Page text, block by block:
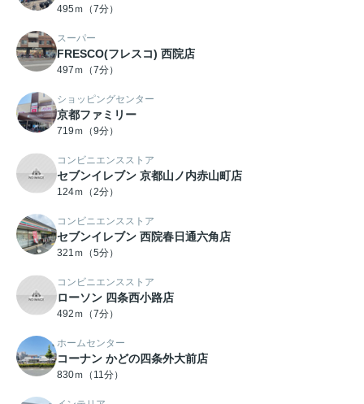
495ｍ（7分）
スーパー
FRESCO(フレスコ) 西院店
497ｍ（7分）
ショッピングセンター
京都ファミリー
719ｍ（9分）
コンビニエンスストア
セブンイレブン 京都山ノ内赤山町店
124ｍ（2分）
コンビニエンスストア
セブンイレブン 西院春日通六角店
321ｍ（5分）
コンビニエンスストア
ローソン 四条西小路店
492ｍ（7分）
ホームセンター
コーナン かどの四条外大前店
830ｍ（11分）